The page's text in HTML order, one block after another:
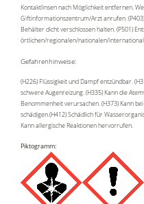
Kontaktlinsen nach Möglichkeit entfernen.
Giftinformationszentrum/Arzt anrufen.
Behälter dicht verschlossen halten. (P501)
örtlichen/regionalen/nationalen/
Gefahrenhinweise:
(H226) Flüssigkeit und Dampf entzündbar.
schwere Augenreizung. (H335) Kann die
Benommenheit verursachen. (H373) Kann
schädigen.(H412) Schädlich für
Kann allergische Reaktionen hervorrufen.
Piktogramm: